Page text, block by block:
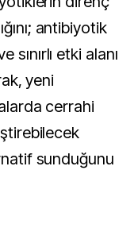
antibiyotik
sınırlı etki alanı
yeni
cerrahi
sunduğunu